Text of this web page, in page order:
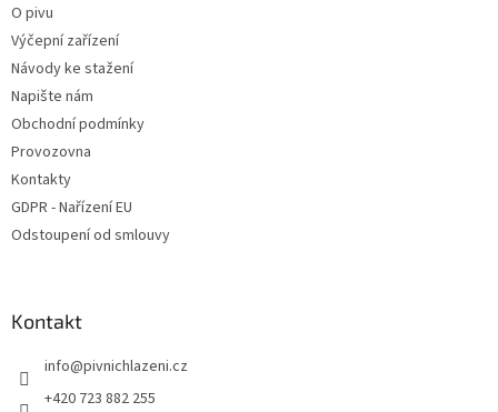
O pivu
Výčepní zařízení
Návody ke stažení
Napište nám
Obchodní podmínky
Provozovna
Kontakty
GDPR - Nařízení EU
Odstoupení od smlouvy
Kontakt
info@pivnichlazeni.cz
+420 723 882 255